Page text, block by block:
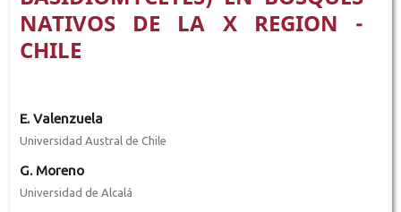
NATIVOS DE LA X REGION -
CHILE
E. Valenzuela
Universidad Austral de Chile
G. Moreno
Universidad de Alcalá